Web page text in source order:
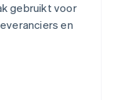
gebruikt voor
en